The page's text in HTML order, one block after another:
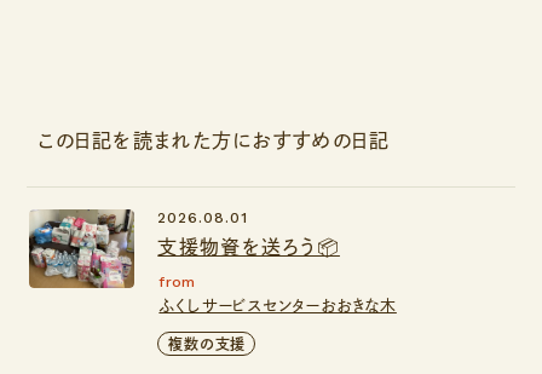
この日記を読まれた方におすすめの日記
支援物資を送ろう📦
2026.08.01
from
ふくしサービスセンターおおきな木
複数の支援